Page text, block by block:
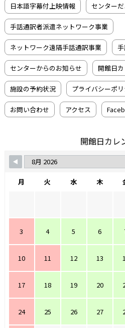
日本語字幕付上映情報 センターだ
手話通訳者派遣ネットワーク事業
ネットワーク遠隔手話通訳事業
センターからのお知らせ 開館日
施設の予約状況 プライバシーポ
お問い合わせ アクセス
開館日カレ
月 火 水 木
3 4 5 6
10 11 12 13
17 18 19 20
24 25 26 27